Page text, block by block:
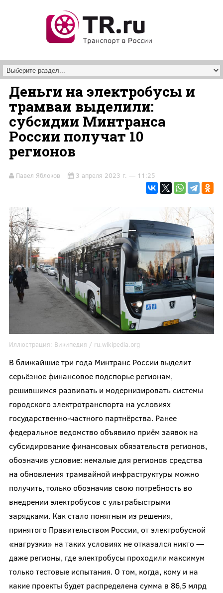
Деньги на электробусы и
трамваи выделили:
субсидии Минтранса
России получат 10
регионов
Павел Яблоков 3 апреля 2023 г. — 11:25
Иллюстрация: Википедия / ru.wikipedia.org
В ближайшие три года Минтранс России выделит
серьёзное финансовое подспорье регионам,
решившимся развивать и модернизировать системы
городского электротранспорта на условиях
государственно-частного партнёрства. Ранее
федеральное ведомство объявило приём заявок на
субсидирование финансовых обязательств регионов,
обозначив условие: немалые для регионов средства
на обновления трамвайной инфраструктуры можно
получить, только обозначив свою потребность во
внедрении электробусов с ультрабыстрыми
зарядками. Как стало понятным из решения,
принятого Правительством России, от электробусной
«нагрузки» на таких условиях не отказался никто —
даже регионы, где электробусы проходили максимум
только тестовые испытания. О том, когда, кому и на
какие проекты будет распределена сумма в 86,5 млрд